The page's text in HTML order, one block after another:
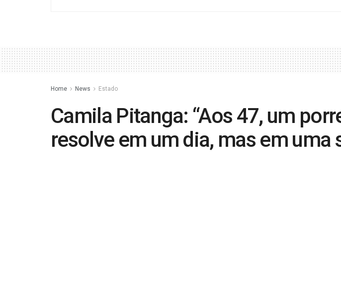
Home News Estado
Camila Pitanga: “Aos 47, um
resolve em um dia, mas em uma